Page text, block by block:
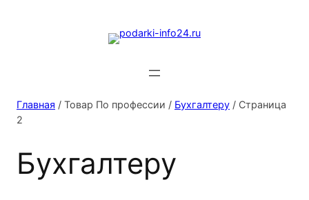
Главная / Товар По профессии / Бухгалтеру / Страница
2
Бухгалтеру